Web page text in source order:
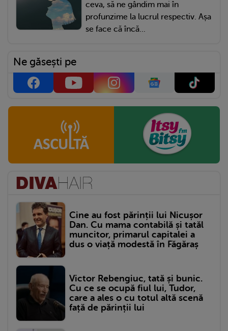
ceva, să ne gândim mai în
profunzime la lucrul respectiv. Așa
se face că încă...
Ne găsești pe
Cine au fost părinții lui Nicușor
Dan. Cu mama contabilă și tatăl
muncitor, primarul capitalei a
dus o viață modestă în Făgăraș
Victor Rebengiuc, tată și bunic.
Cu ce se ocupă fiul lui, Tudor,
care a ales o cu totul altă scenă
față de părinții lui